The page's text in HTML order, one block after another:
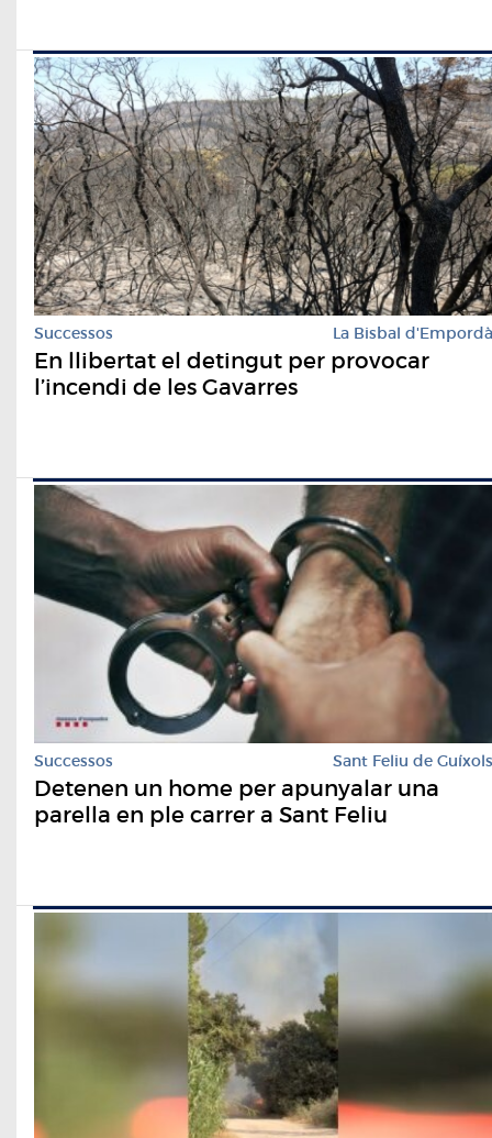
Successos La Bisbal d'Empordà
En llibertat el detingut per provocar
l’incendi de les Gavarres
Successos Sant Feliu de Guíxols
Detenen un home per apunyalar una
parella en ple carrer a Sant Feliu